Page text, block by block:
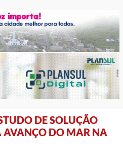
DE SOLUÇÃO
AVANÇO DO MAR NA